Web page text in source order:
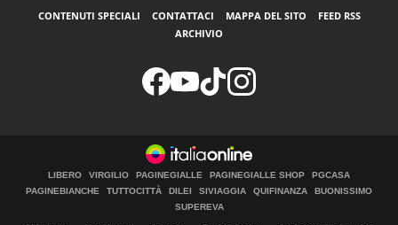
CONTENUTI SPECIALI CONTATTACI MAPPA DEL SITO
FEED RSS
ARCHIVIO
LIBERO VIRGILIO PAGINEGIALLE PAGINEGIALLE SHOP
PGCASA
PAGINEBIANCHE
TUTTOCITTÀ DILEI SIVIAGGIA QUIFINANZA
BUONISSIMO
SUPEREVA